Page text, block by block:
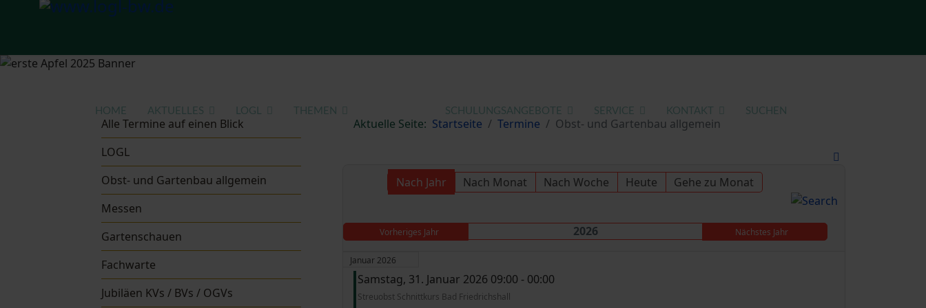
HOME AKTUELLES LOGL THEMEN SCHULUNGSANGEBOTE SERVICE KONTAKT SUCHEN
Alle Termine auf einen Blick
LOGL
Obst- und Gartenbau allgemein
Messen
Gartenschauen
Fachwarte
Jubiläen KVs / BVs / OGVs
Aktuelle Seite: Startseite Termine Obst- und Gartenbau allgemein
Nach Jahr Nach Monat Nach Woche Heute Gehe zu Monat
Vorheriges Jahr 2026 Nächstes Jahr
Januar 2026
Samstag, 31. Januar 2026 09:00 - 00:00
Streuobst Schnittkurs Bad Friedrichshall